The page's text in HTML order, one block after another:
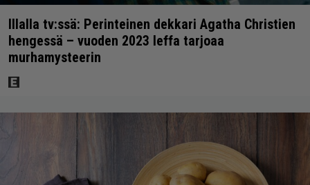
Illalla tv:ssä: Perinteinen dekkari Agatha Christien
hengessä – vuoden 2023 leffa tarjoaa
murhamysteerin